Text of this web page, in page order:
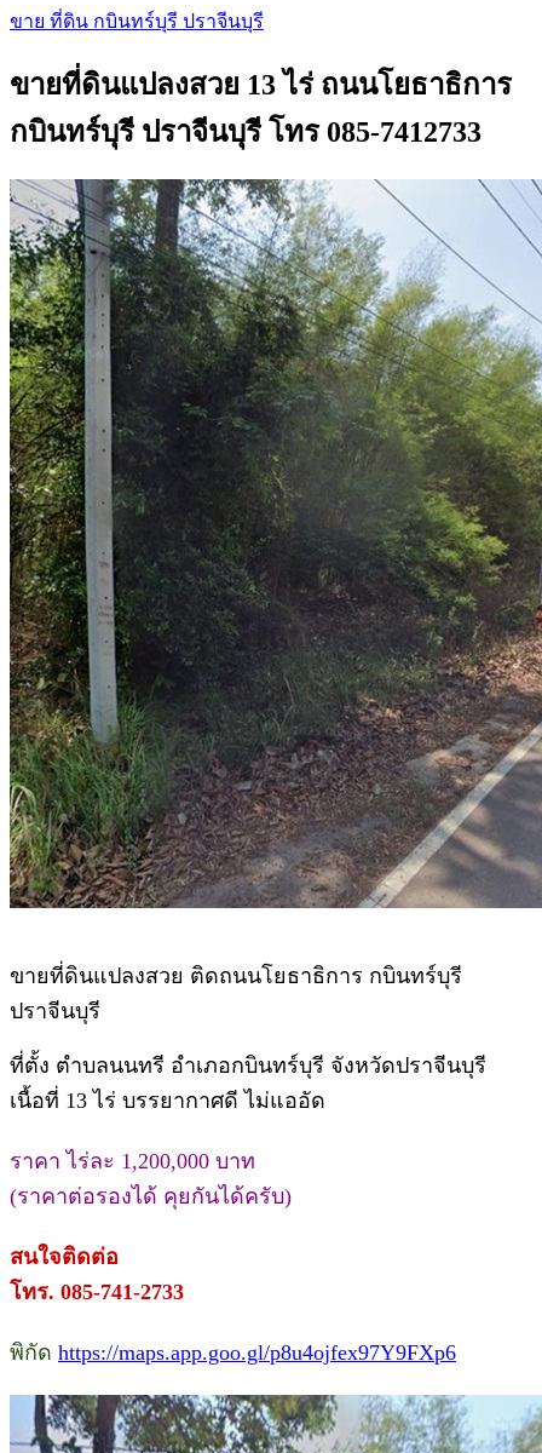
ขาย ที่ดิน กบินทร์บุรี ปราจีนบุรี
ขายที่ดินแปลงสวย 13 ไร่ ถนนโยธาธิการ
กบินทร์บุรี ปราจีนบุรี โทร 085-7412733
ขายที่ดินแปลงสวย ติดถนนโยธาธิการ กบินทร์บุรี
ปราจีนบุรี
ที่ตั้ง ตำบลนนทรี อำเภอกบินทร์บุรี จังหวัดปราจีนบุรี
เนื้อที่ 13 ไร่ บรรยากาศดี ไม่แออัด
ราคา ไร่ละ 1,200,000 บาท
(ราคาต่อรองได้ คุยกันได้ครับ)
สนใจติดต่อ
โทร. 085-741-2733
พิกัด https://maps.app.goo.gl/p8u4ojfex97Y9FXp6